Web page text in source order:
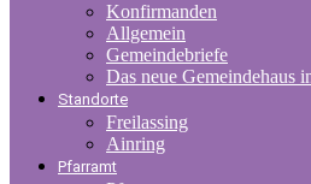
Konfirmanden
Allgemein
Gemeindebriefe
Das neue Gemeindehaus
Standorte
Freilassing
Ainring
Pfarramt